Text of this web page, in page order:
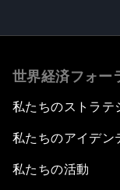
世界経済フォー
私たちのストラテ
私たちのアイデン
私たちの活動